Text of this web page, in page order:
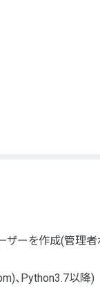
ザーを作成(管理
、Python3.7以降)